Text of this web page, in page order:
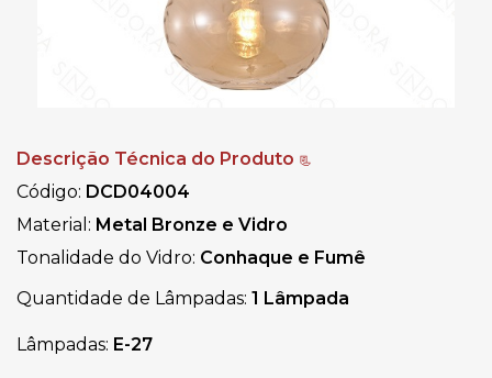
Descrição Técnica do Produto 📃
Código: DCD04004
Material: Metal Bronze e Vidro
Tonalidade do Vidro: Conhaque e Fumê
Quantidade de Lâmpadas: 1 Lâmpada
Lâmpadas: E-27